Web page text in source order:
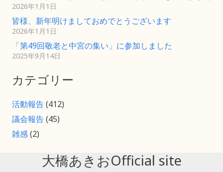
2026年1月1日
皆様、新年明けましておめでとうございます
2026年1月1日
「第49回敬老と中宮の集い」に参加しました
2025年9月14日
カテゴリー
活動報告(412)
議会報告(45)
雑感(2)
大橋あきおOfficial site